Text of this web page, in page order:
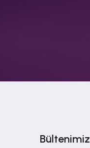
Bültenimiz